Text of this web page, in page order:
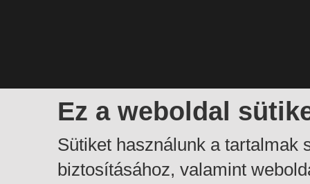
Ez a weboldal
Sütiket használunk a tartalmak
biztosításához, valamint